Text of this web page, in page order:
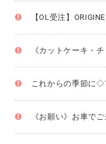
【OL受注】
《カットケーキ・
これからの季節に◇
《お願い》お車で